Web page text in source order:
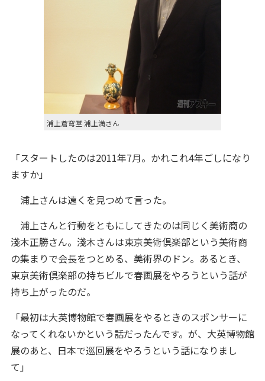
浦上蒼穹堂 浦上満さん
「スタートしたのは2011年7月。かれこれ4年ごしになり
ますか」
浦上さんは遠くを見つめて言った。
浦上さんと行動をともにしてきたのは同じく美術商の
淺木正勝さん。淺木さんは東京美術倶楽部という美術商
の集まりで会長をつとめる、美術界のドン。あるとき、
東京美術倶楽部の持ちビルで春画展をやろうという話が
持ち上がったのだ。
「最初は大英博物館で春画展をやるときのスポンサーに
なってくれないかという話だったんです。が、大英博物館
展のあと、日本で巡回展をやろうという話になりまし
て」